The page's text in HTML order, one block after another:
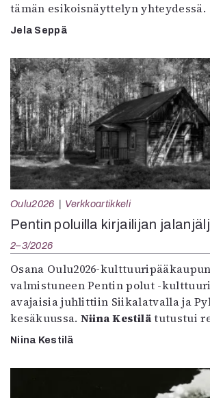
tämän esikoisnäyttelyn yhteydessä.
Jela Seppä
Oulu2026 Verkkoartikkeli
Pentin poluilla kirjailijan
2–3/2026
Osana Oulu2026-
valmistuneen Pentin polut -
avajaisia juhlittiin Siikalatvalla ja
kesäkuussa. Niina Kestilätutustui
Niina Kestilä